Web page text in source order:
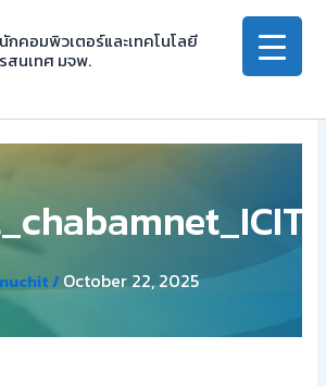
กคอมพิวเตอร์และเทคโนโลยี
สนเทศ มจพ.
/ October 22, 2025